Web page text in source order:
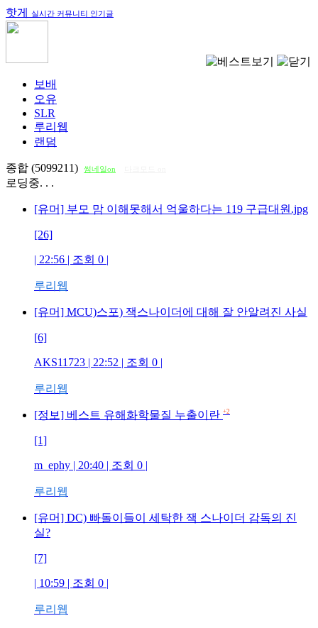
핫게 실시간 커뮤니티 인기글
보배
오유
SLR
루리웹
랜덤
종합 (5099211) 썸네일on
로딩중. . .
[유머] 부모 맘 이해못해서 억울하다는 119 구급대원.jpg
[26]
| 22:56 | 조회 0 |
루리웹
[유머] MCU)스포) 잭스나이더에 대해 잘 안알려진 사실
[6]
AKS11723 | 22:52 | 조회 0 |
루리웹
[정보] 베스트 유해화학물질 누출이란 +2
[1]
m_ephy | 20:40 | 조회 0 |
루리웹
[유머] DC) 빠돌이들이 세탁한 잭 스나이더 감독의 진
실?
[7]
| 10:59 | 조회 0 |
루리웹